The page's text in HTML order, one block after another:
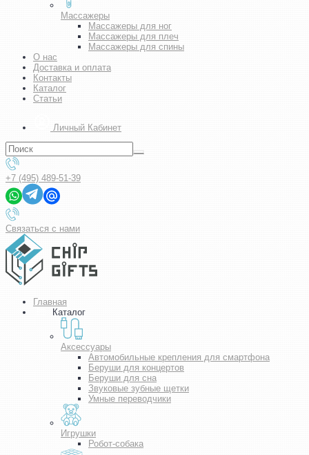
Массажеры
Массажеры для ног
Массажеры для плеч
Массажеры для спины
О нас
Доставка и оплата
Контакты
Каталог
Статьи
Личный Кабинет
+7 (495) 489-51-39
Связаться с нами
Главная
Каталог
Аксессуары
Автомобильные крепления для смартфона
Беруши для концертов
Беруши для сна
Звуковые зубные щетки
Умные переводчики
Игрушки
Робот-собака